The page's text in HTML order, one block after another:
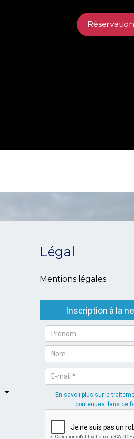
Réservation
Légal
Mentions légales